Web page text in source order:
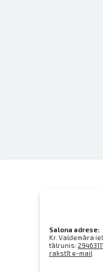
Salona adrese:
Kr. Valdemāra
tālrunis:
rakstīt e-mail